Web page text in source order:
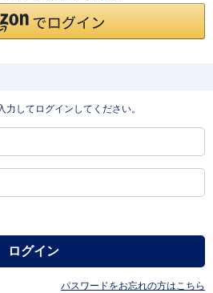
してログインしてください。
パスワードをお忘れの方はこちら